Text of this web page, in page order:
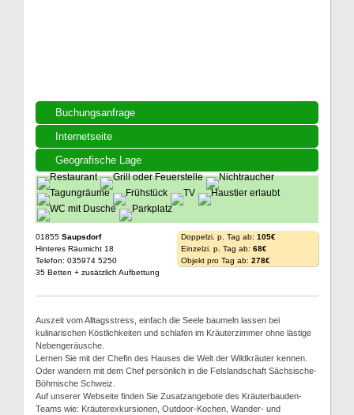
Buchungsanfrage
Internetseite
Geografische Lage
01855 Saupsdorf
Hinteres Räumicht 18
Telefon: 035974 5250
35 Betten + zusätzlich Aufbettung
Doppelzi. p. Tag ab: 105€
Einzelzi. p. Tag ab: 68€
Objekt pro Tag ab: 278€
Auszeit vom Alltagsstress, einfach die Seele baumeln lassen bei
kulinarischen Köstlichkeiten und schlafen im Kräuterzimmer ohne lästige
Nebengeräusche.
Lernen Sie mit der Chefin des Hauses die Welt der Wildkräuter kennen.
Oder wandern mit dem Chef persönlich in die Felslandschaft Sächsische-
Böhmische Schweiz.
Auf unserer Webseite finden Sie Zusatzangebote des Kräuterbauden-
Teams wie: Kräuterexkursionen, Outdoor-Kochen, Wander- und